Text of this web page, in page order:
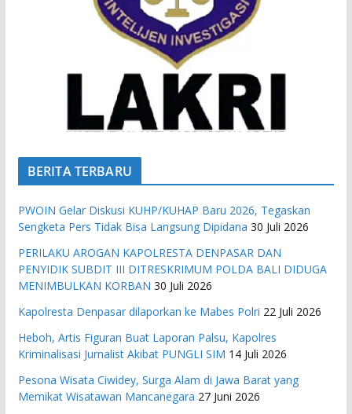
BERITA TERBARU
PWOIN Gelar Diskusi KUHP/KUHAP Baru 2026, Tegaskan
Sengketa Pers Tidak Bisa Langsung Dipidana 30 Juli 2026
PERILAKU AROGAN KAPOLRESTA DENPASAR DAN
PENYIDIK SUBDIT III DITRESKRIMUM POLDA BALI DIDUGA
MENIMBULKAN KORBAN 30 Juli 2026
Kapolresta Denpasar dilaporkan ke Mabes Polri 22 Juli 2026
Heboh, Artis Figuran Buat Laporan Palsu, Kapolres
Kriminalisasi Jurnalist Akibat PUNGLI SIM 14 Juli 2026
Pesona Wisata Ciwidey, Surga Alam di Jawa Barat yang
Memikat Wisatawan Mancanegara 27 Juni 2026